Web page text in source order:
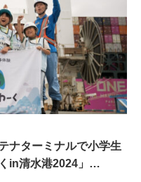
ナターミナルで小学生
in清水港2024」…